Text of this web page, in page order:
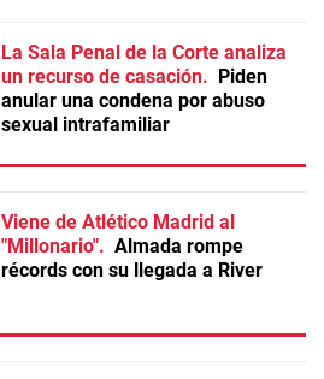
La Sala Penal de la Corte analiza
un recurso de casación
Piden
anular una condena por abuso
sexual intrafamiliar
Viene de Atlético Madrid al
"Millonario"
Almada rompe
récords con su llegada a River